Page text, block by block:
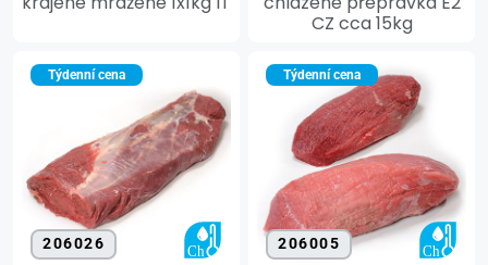
CZ cca 15kg
Týdenní cena
206026
Týdenní cena
206005